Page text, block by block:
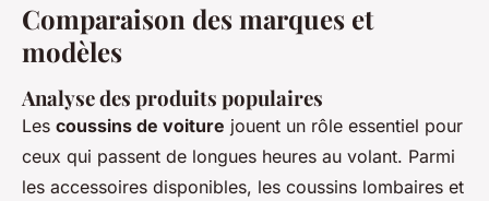
Comparaison des marques et
modèles
Analyse des produits populaires
Les coussins de voiture jouent un rôle essentiel pour
ceux qui passent de longues heures au volant. Parmi
les accessoires disponibles, les coussins lombaires et